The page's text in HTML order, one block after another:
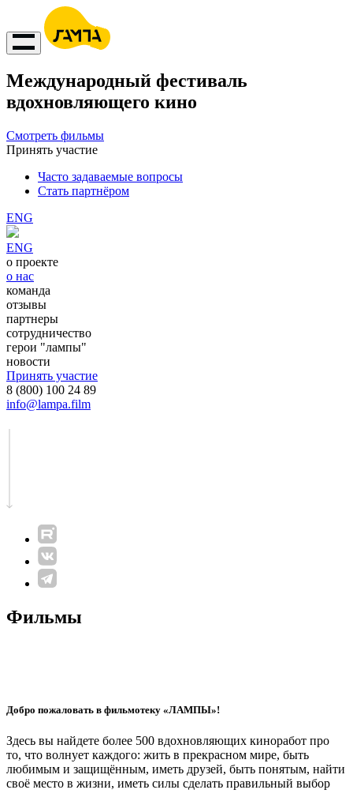
Международный фестиваль
вдохновляющего кино
Смотреть фильмы
Принять участие
Часто задаваемые вопросы
Стать партнёром
ENG
ENG
о проекте
о нас
команда
отзывы
партнеры
сотрудничество
герои "лампы"
новости
Принять участие
8 (800) 100 24 89
info@lampa.film
Фильмы
Добро пожаловать в фильмотеку «ЛАМПЫ»!
Здесь вы найдете более 500 вдохновляющих киноработ про
то, что волнует каждого: жить в прекрасном мире, быть
любимым и защищённым, иметь друзей, быть понятым, найти
своё место в жизни, иметь силы сделать правильный выбор